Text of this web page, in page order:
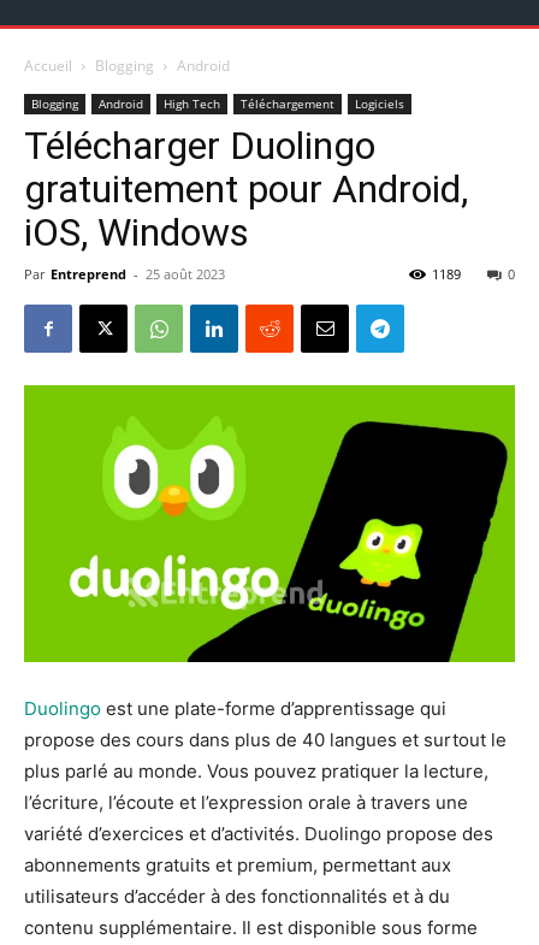
Accueil Blogging Android
Blogging Android High Tech Téléchargement Logiciels
Télécharger Duolingo
gratuitement pour Android,
iOS, Windows
Par Entreprend - 25 août 2023 0
1189
Duolingo est une plate-forme d’apprentissage qui
propose des cours dans plus de 40 langues et surtout le
plus parlé au monde. Vous pouvez pratiquer la lecture,
l’écriture, l’écoute et l’expression orale à travers une
variété d’exercices et d’activités. Duolingo propose des
abonnements gratuits et premium, permettant aux
utilisateurs d’accéder à des fonctionnalités et à du
contenu supplémentaire. Il est disponible sous forme